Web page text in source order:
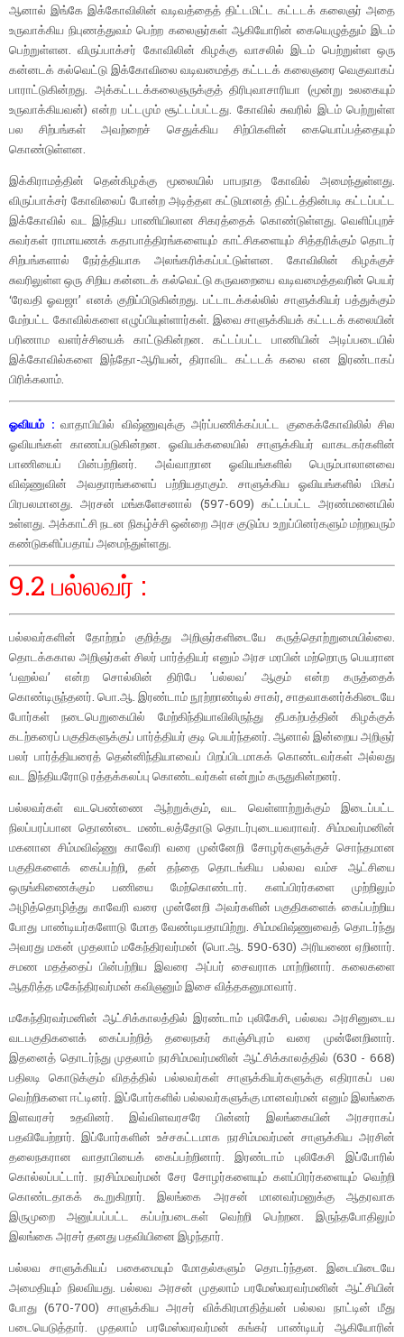
ஆனால் இங்கே இக்கோவிலின் வடிவத்தைத் திட்டமிட்ட கட்டடக் கலைஞர் அதை
உருவாக்கிய நிபுணத்துவம் பெற்ற கலைஞர்கள் ஆகியோரின் கையெழுத்தும் இடம்
பெற்றுள்ளன. விருப்பாக்சர் கோவிலின் கிழக்கு வாசலில் இடம் பெற்றுள்ள ஒரு
கன்னடக் கல்வெட்டு இக்கோவிலை வடிவமைத்த கட்டடக் கலைஞரை வெகுவாகப்
பாராட்டுகின்றது. அக்கட்டடக்கலைஞருக்குத் திரிபுவாசாரியா (மூன்று உலகையும்
உருவாக்கியவன்) என்ற பட்டமும் சூட்டப்பட்டது. கோவில் சுவரில் இடம் பெற்றுள்ள
பல சிற்பங்கள் அவற்றைச் செதுக்கிய சிற்பிகளின் கையொப்பத்தையும்
கொண்டுள்ளன.
இக்கிராமத்தின் தென்கிழக்கு மூலையில் பாபநாத கோவில் அமைந்துள்ளது.
விருப்பாக்சர் கோவிலைப் போன்ற அடித்தள கட்டுமானத் திட்டத்தின்படி கட்டப்பட்ட
இக்கோவில் வட இந்திய பாணியிலான சிகரத்தைக் கொண்டுள்ளது. வெளிப்புறச்
சுவர்கள் ராமாயணக் கதாபாத்திரங்களையும் காட்சிகளையும் சித்தரிக்கும் தொடர்
சிற்பங்களால் நேர்த்தியாக அலங்கரிக்கப்பட்டுள்ளன. கோவிலின் கிழக்குச்
சுவரிலுள்ள ஒரு சிறிய கன்னடக் கல்வெட்டு கருவறையை வடிவமைத்தவரின் பெயர்
‘ரேவதி ஓவஜா’ எனக் குறிப்பிடுகின்றது. பட்டாடக்கல்லில் சாளுக்கியர் பத்துக்கும்
மேற்பட்ட கோவில்களை எழுப்பியுள்ளார்கள். இவை சாளுக்கியக் கட்டடக் கலையின்
பரிணாம வளர்ச்சியைக் காட்டுகின்றன. கட்டப்பட்ட பாணியின் அடிப்படையில்
இக்கோவில்களை இந்தோ-ஆரியன், திராவிட கட்டடக் கலை என இரண்டாகப்
பிரிக்கலாம்.
ஓவியம் :வாதாபியில் விஷ்ணுவுக்கு அர்ப்பணிக்கப்பட்ட குகைக்கோவிலில் சில
ஓவியங்கள் காணப்படுகின்றன. ஓவியக்கலையில் சாளுக்கியர் வாகடகர்களின்
பாணியைப் பின்பற்றினர். அவ்வாறான ஓவியங்களில் பெரும்பாலானவை
விஷ்ணுவின் அவதாரங்களைப் பற்றியதாகும். சாளுக்கிய ஓவியங்களில் மிகப்
பிரபலமானது. அரசன் மங்களேசனால் (597-609) கட்டப்பட்ட அரண்மனையில்
உள்ளது. அக்காட்சி நடன நிகழ்ச்சி ஒன்றை அரச குடும்ப உறுப்பினர்களும் மற்றவரும்
கண்டுகளிப்பதாய் அமைந்துள்ளது.
9.2 பல்லவர் :
பல்லவர்களின் தோற்றம் குறித்து அறிஞர்களிடையே கருத்தொற்றுமையில்லை.
தொடக்ககால அறிஞர்கள் சிலர் பார்த்தியர் எனும் அரச மரபின் மற்றொரு பெயரான
‘பஹல்வ’ என்ற சொல்லின் திரிபே 'பல்லவ’ ஆகும் என்ற கருத்தைக்
கொண்டிருந்தனர். பொ.ஆ. இரண்டாம் நூற்றாண்டில் சாகர், சாதவாகனர்க்கிடையே
போர்கள் நடைபெறுகையில் மேற்கிந்தியாவிலிருந்து தீபகற்பத்தின் கிழக்குக்
கடற்கரைப் பகுதிகளுக்குப் பார்த்தியர் குடி பெயர்ந்தனர். ஆனால் இன்றைய அறிஞர்
பலர் பார்த்தியரைத் தென்னிந்தியாவைப் பிறப்பிடமாகக் கொண்டவர்கள் அல்லது
வட இந்தியரோடு ரத்தக்கலப்பு கொண்டவர்கள் என்றும் கருதுகின்றனர்.
பல்லவர்கள் வடபெண்ணை ஆற்றுக்கும், வட வெள்ளாற்றுக்கும் இடைப்பட்ட
நிலப்பரப்பான தொண்டை மண்டலத்தோடு தொடர்புடையவராவர். சிம்மவர்மனின்
மகனான சிம்மவிஷ்ணு காவேரி வரை முன்னேறி சோழர்களுக்குச் சொந்தமான
பகுதிகளைக் கைப்பற்றி, தன் தந்தை தொடங்கிய பல்லவ வம்ச ஆட்சியை
ஒருங்கிணைக்கும் பணியை மேற்கொண்டார். களப்பிரர்களை முற்றிலும்
அழித்தொழித்து காவேரி வரை முன்னேறி அவர்களின் பகுதிகளைக் கைப்பற்றிய
போது பாண்டியர்களோடு மோத வேண்டியதாயிற்று. சிம்மவிஷ்ணுவைத் தொடர்ந்து
அவரது மகன் முதலாம் மகேந்திரவர்மன் (பொ.ஆ. 590-630) அரியணை ஏறினார்.
சமண மதத்தைப் பின்பற்றிய இவரை அப்பர் சைவராக மாற்றினார். கலைகளை
ஆதரித்த மகேந்திரவர்மன் கவிஞனும் இசை வித்தகனுமாவார்.
மகேந்திரவர்மனின் ஆட்சிக்காலத்தில் இரண்டாம் புலிகேசி, பல்லவ அரசினுடைய
வடபகுதிகளைக் கைப்பற்றித் தலைநகர் காஞ்சிபுரம் வரை முன்னேறினார்.
இதனைத் தொடர்ந்து முதலாம் நரசிம்மவர்மனின் ஆட்சிக்காலத்தில் (630 - 668)
பதிலடி கொடுக்கும் விதத்தில் பல்லவர்கள் சாளுக்கியர்களுக்கு எதிராகப் பல
வெற்றிகளை ஈட்டினர். இப்போர்களில் பல்லவர்களுக்கு மானவர்மன் எனும் இலங்கை
இளவரசர் உதவினர். இவ்விளவரசரே பின்னர் இலங்கையின் அரசராகப்
பதவியேற்றார். இப்போர்களின் உச்சகட்டமாக நரசிம்மவர்மன் சாளுக்கிய அரசின்
தலைநகரான வாதாபியைக் கைப்பற்றினார். இரண்டாம் புலிகேசி இப்போரில்
கொல்லப்பட்டார். நரசிம்மவர்மன் சேர சோழர்களையும் களப்பிரர்களையும் வெற்றி
கொண்டதாகக் கூறுகிறார். இலங்கை அரசன் மானவர்மனுக்கு ஆதரவாக
இருமுறை அனுப்பப்பட்ட கப்பற்படைகள் வெற்றி பெற்றன. இருந்தபோதிலும்
இலங்கை அரசர் தனது பதவியினை இழந்தார்.
பல்லவ சாளுக்கியப் பகைமையும் மோதல்களும் தொடர்ந்தன. இடையிடையே
அமைதியும் நிலவியது. பல்லவ அரசன் முதலாம் பரமேஸ்வரவர்மனின் ஆட்சியின்
போது (670-700) சாளுக்கிய அரசர் விக்கிரமாதித்யன் பல்லவ நாட்டின் மீது
படையெடுத்தார். முதலாம் பரமேஸ்வரவர்மன் கங்கர் பாண்டியர் ஆகியோரின்